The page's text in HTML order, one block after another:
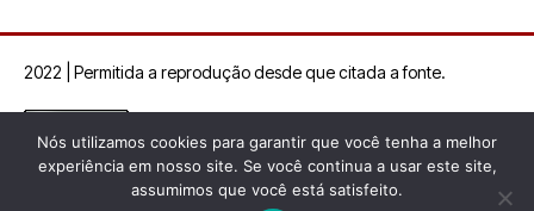
2022 | Permitida a reprodução desde que citada a fonte.
Nós utilizamos cookies para garantir que você tenha a melhor
experiência em nosso site. Se você continua a usar este site,
assumimos que você está satisfeito.